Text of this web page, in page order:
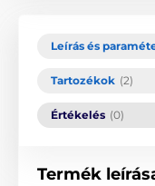
Leírás és
Tartozékok (2)
Értékelés (0)
Termék